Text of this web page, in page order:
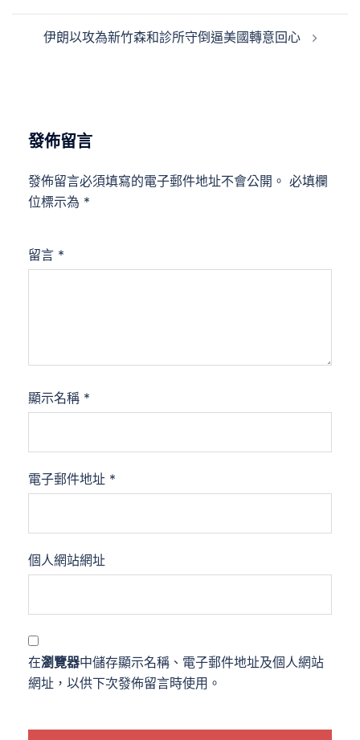
伊朗以攻為新竹森和診所守倒逼美國轉意回心
發佈留言
發佈留言必須填寫的電子郵件地址不會公開。 必填欄
位標示為 *
留言 *
顯示名稱 *
電子郵件地址 *
個人網站網址
在瀏覽器中儲存顯示名稱、電子郵件地址及個人網站
網址，以供下次發佈留言時使用。